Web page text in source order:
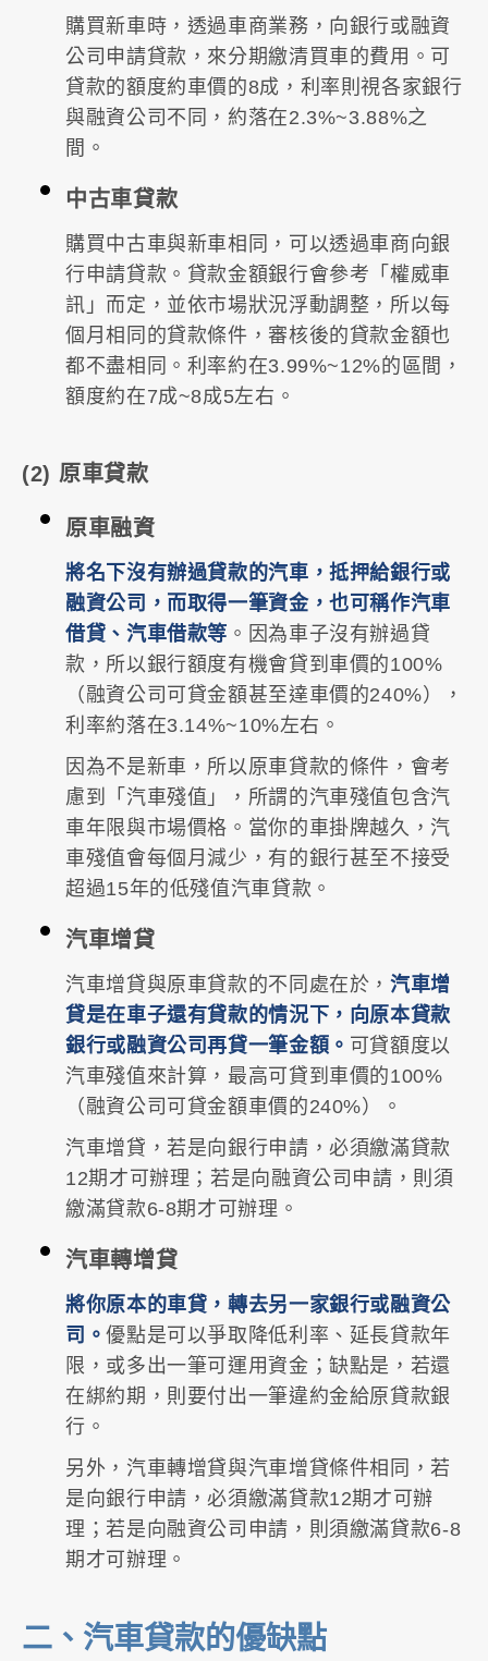
購買新車時，透過車商業務，向銀行或融資
公司申請貸款，來分期繳清買車的費用。可
貸款的額度約車價的8成，利率則視各家銀行
與融資公司不同，約落在2.3%~3.88%之
間。
中古車貸款
購買中古車與新車相同，可以透過車商向銀
行申請貸款。貸款金額銀行會參考「權威車
訊」而定，並依市場狀況浮動調整，所以每
個月相同的貸款條件，審核後的貸款金額也
都不盡相同。利率約在3.99%~12%的區間，
額度約在7成~8成5左右。
(2) 原車貸款
原車融資
將名下沒有辦過貸款的汽車，抵押給銀行或
融資公司，而取得一筆資金，也可稱作汽車
借貸、汽車借款等 。因為車子沒有辦過貸
款，所以銀行額度有機會貸到車價的100%
（融資公司可貸金額甚至達車價的240%），
利率約落在3.14%~10%左右。
因為不是新車，所以原車貸款的條件，會考
慮到「汽車殘值」，所謂的汽車殘值包含汽
車年限與市場價格。當你的車掛牌越久，汽
車殘值會每個月減少，有的銀行甚至不接受
超過15年的低殘值汽車貸款。
汽車增貸
汽車增貸與原車貸款的不同處在於，汽車增
貸是在車子還有貸款的情況下，向原本貸款
銀行或融資公司再貸一筆金額。 可貸額度以
汽車殘值來計算，最高可貸到車價的100%
（融資公司可貸金額車價的240%）。
汽車增貸，若是向銀行申請，必須繳滿貸款
12期才可辦理；若是向融資公司申請，則須
繳滿貸款6-8期才可辦理。
汽車轉增貸
將你原本的車貸，轉去另一家銀行或融資公
司。優點是可以爭取降低利率、延長貸款年
限，或多出一筆可運用資金；缺點是，若還
在綁約期，則要付出一筆違約金給原貸款銀
行。
另外，汽車轉增貸與汽車增貸條件相同，若
是向銀行申請，必須繳滿貸款12期才可辦
理；若是向融資公司申請，則須繳滿貸款6-8
期才可辦理。
二、汽車貸款的優缺點